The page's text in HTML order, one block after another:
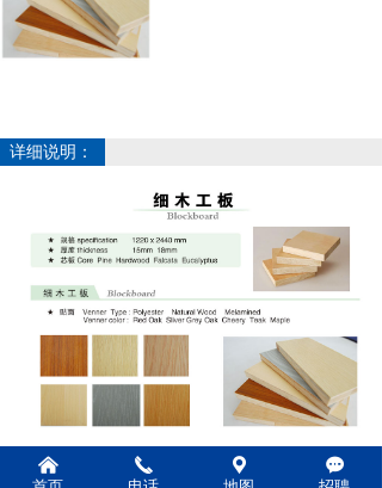
上一个：
详细说明：
낀 끅 끇 끁